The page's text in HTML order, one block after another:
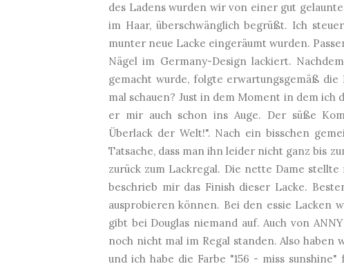
des Ladens wurden wir von einer gut
im Haar, überschwänglich begrüßt. Ich
munter neue Lacke eingeräumt wurden.
Nägel im Germany-Design lackiert.
gemacht wurde, folgte erwartungsgemäß
mal schauen? Just in dem Moment in dem
er mir auch schon ins Auge. Der süße
Überlack der Welt!". Nach ein bisschen
Tatsache, dass man ihn leider nicht ganz bis
zurück zum Lackregal. Die nette Dame
beschrieb mir das Finish dieser Lacke.
ausprobieren können. Bei den essie Lacken
gibt bei Douglas niemand auf. Auch von
noch nicht mal im Regal standen. Also
und ich habe die Farbe "156 - miss